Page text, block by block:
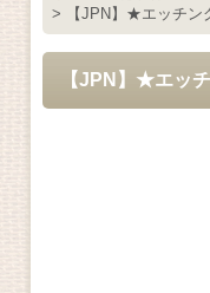
>
【JPN】★エッチ
【JPN】★エッ